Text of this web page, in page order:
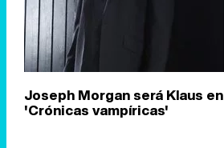
Joseph Morgan será Klaus en
'Crónicas vampíricas'